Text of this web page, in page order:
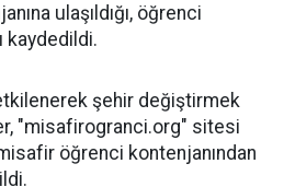
ulaşıldığı, öğrenci
kaydedildi.
şehir değiştirmek
"misafirogranci.org" sitesi
öğrenci kontenjanından